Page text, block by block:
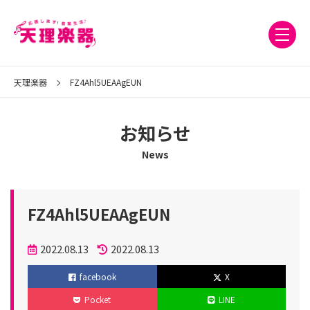
天理楽器 FZ4Ahl5UEAAgEUN
お知らせ
News
FZ4Ahl5UEAAgEUN
投
稿
日
2022.08.13
更
新
2022.08.13
facebook
X
Pocket
LINE